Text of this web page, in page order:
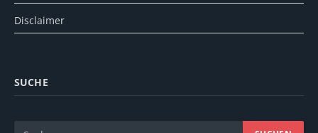
Disclaimer
SUCHE